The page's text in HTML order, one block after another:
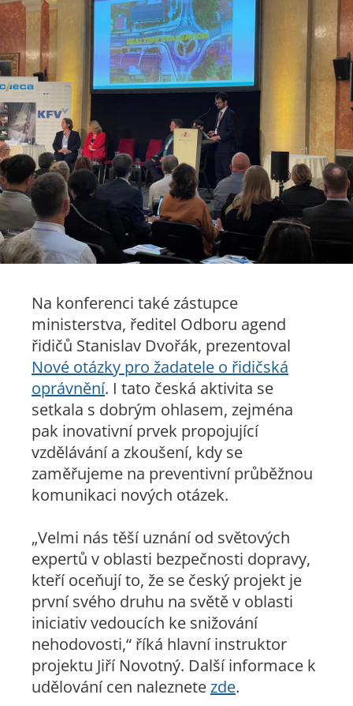
Na konferenci také zástupce
ministerstva, ředitel Odboru agend
řidičů Stanislav Dvořák, prezentoval
Nové otázky pro žadatele o řidičská
oprávnění. I tato česká aktivita se
setkala s dobrým ohlasem, zejména
pak inovativní prvek propojující
vzdělávání a zkoušení, kdy se
zaměřujeme na preventivní průběžnou
komunikaci nových otázek.
„Velmi nás těší uznání od světových
expertů v oblasti bezpečnosti dopravy,
kteří oceňují to, že se český projekt je
první svého druhu na světě v oblasti
iniciativ vedoucích ke snižování
nehodovosti,“ říká hlavní instruktor
projektu Jiří Novotný. Další informace k
udělování cen naleznetezde.